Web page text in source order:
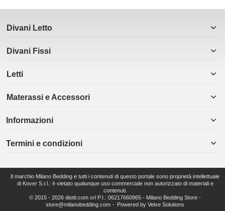
Divani Letto
Divani Fissi
Letti
Materassi e Accessori
Informazioni
Termini e condizioni
Il marchio Milano Bedding e tutti i contenuti di questo portale sono proprietà intellettuale
di Kover S.r.l.: è vietato qualunque uso commerciale non autorizzato di materiali e
contenuti.
© 2015 - 2026 diotti.com srl P.I.: 06217660965 - Milano Bedding Store -
store@milanobedding.com
Powered by Velve Solutions